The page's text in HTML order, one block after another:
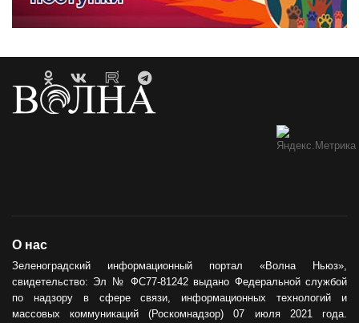
О нас
Зеленоградский информационный портал «Волна Ньюз»,
свидетельство: Эл № ФС77-81242 выдано Федеральной службой
по надзору в сфере связи, информационных технологий и
массовых коммуникаций (Роскомнадзор) 07 июля 2021 года.